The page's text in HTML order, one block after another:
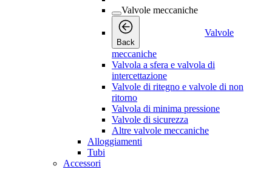
Valvole meccaniche
Back
Valvole
meccaniche
Valvola a sfera e valvola di
intercettazione
Valvole di ritegno e valvole di non
ritorno
Valvola di minima pressione
Valvole di sicurezza
Altre valvole meccaniche
Alloggiamenti
Tubi
Accessori